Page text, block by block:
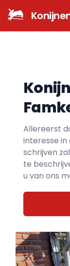
Allereerst
interesse in
schrijven
te
u van ons